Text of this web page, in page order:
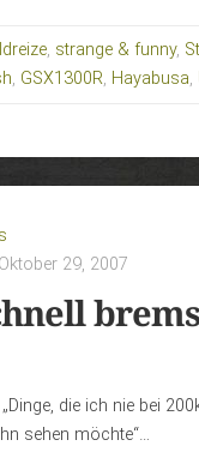
, strange & funny,
, GSX1300R, Hayabusa,
29, 2007
die ich nie bei
sehen möchte“…